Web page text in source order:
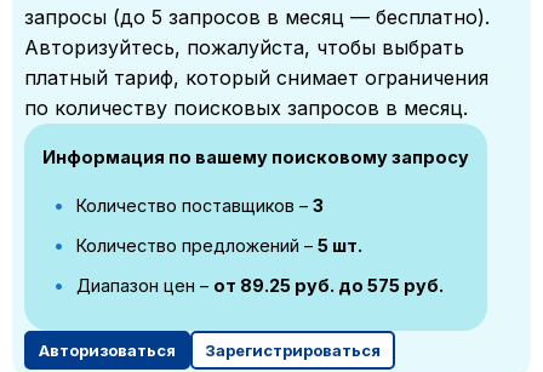
запросы (до 5 запросов в месяц — бесплатно).
Авторизуйтесь, пожалуйста, чтобы выбрать
платный тариф, который снимает ограничения
по количеству поисковых запросов в месяц.
Информация по вашему поисковому запросу
Количество поставщиков – 3
Количество предложений – 5 шт.
Диапазон цен – от 89.25 руб. до 575 руб.
Авторизоваться Зарегистрироваться